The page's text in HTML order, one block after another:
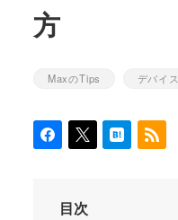
方
カテゴリー
MaxのTips カテゴリー
デバイス
目次